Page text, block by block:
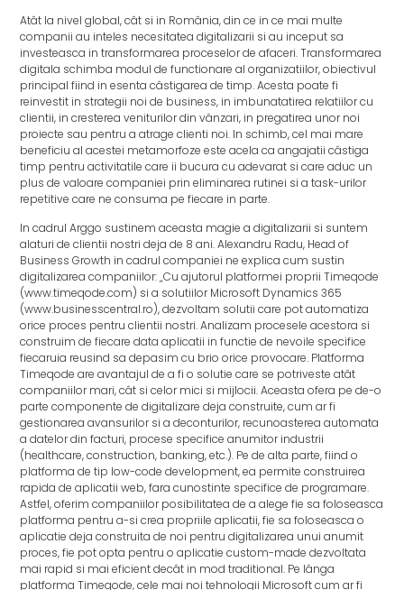
Atât la nivel global, cât si in România, din ce in ce mai multe
companii au inteles necesitatea digitalizarii si au inceput sa
investeasca in transformarea proceselor de afaceri. Transformarea
digitala schimba modul de functionare al organizatiilor, obiectivul
principal fiind in esenta câstigarea de timp. Acesta poate fi
reinvestit in strategii noi de business, in imbunatatirea relatiilor cu
clientii, in cresterea veniturilor din vânzari, in pregatirea unor noi
proiecte sau pentru a atrage clienti noi. In schimb, cel mai mare
beneficiu al acestei metamorfoze este acela ca angajatii câstiga
timp pentru activitatile care ii bucura cu adevarat si care aduc un
plus de valoare companiei prin eliminarea rutinei si a task-urilor
repetitive care ne consuma pe fiecare in parte.
In cadrul Arggo sustinem aceasta magie a digitalizarii si suntem
alaturi de clientii nostri deja de 8 ani. Alexandru Radu, Head of
Business Growth in cadrul companiei ne explica cum sustin
digitalizarea companiilor: „Cu ajutorul platformei proprii Timeqode
(www.timeqode.com) si a solutiilor Microsoft Dynamics 365
(www.businesscentral.ro), dezvoltam solutii care pot automatiza
orice proces pentru clientii nostri. Analizam procesele acestora si
construim de fiecare data aplicatii in functie de nevoile specifice
fiecaruia reusind sa depasim cu brio orice provocare. Platforma
Timeqode are avantajul de a fi o solutie care se potriveste atât
companiilor mari, cât si celor mici si mijlocii. Aceasta ofera pe de-o
parte componente de digitalizare deja construite, cum ar fi
gestionarea avansurilor si a deconturilor, recunoasterea automata
a datelor din facturi, procese specifice anumitor industrii
(healthcare, construction, banking, etc.). Pe de alta parte, fiind o
platforma de tip low-code development, ea permite construirea
rapida de aplicatii web, fara cunostinte specifice de programare.
Astfel, oferim companiilor posibilitatea de a alege fie sa foloseasca
platforma pentru a-si crea propriile aplicatii, fie sa foloseasca o
aplicatie deja construita de noi pentru digitalizarea unui anumit
proces, fie pot opta pentru o aplicatie custom-made dezvoltata
mai rapid si mai eficient decât in mod traditional. Pe lânga
platforma Timeqode, cele mai noi tehnologii Microsoft cum ar fi